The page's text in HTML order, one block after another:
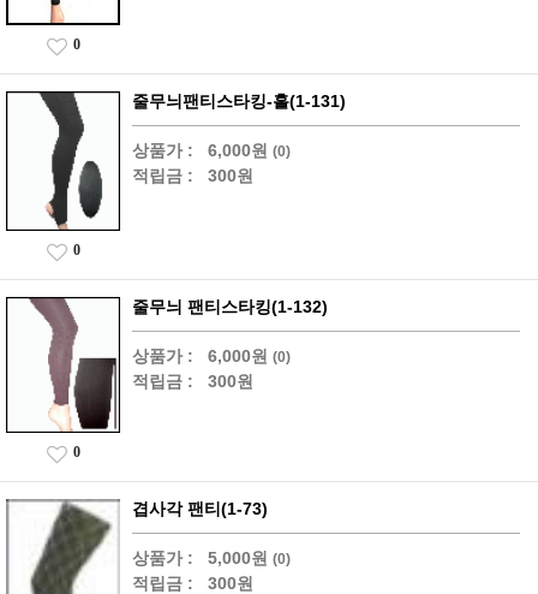
0
줄무늬팬티스타킹-홀(1-131)
상품가 : 6,000원 (0)
적립금 : 300원
0
줄무늬 팬티스타킹(1-132)
상품가 : 6,000원 (0)
적립금 : 300원
0
겹사각 팬티(1-73)
상품가 : 5,000원 (0)
적립금 : 300원